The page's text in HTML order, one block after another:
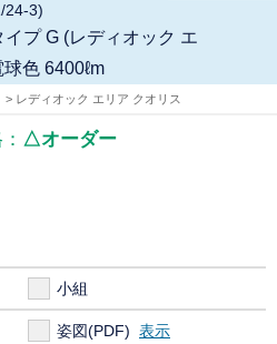
24-3)
プ G (レディオック エ
リア クオリス タイプ G) 電球色 6400ℓm
公園・街路用照明 > LEDポールライト > レディオック エリア クオリス
△オーダー
小組
姿図(PDF)